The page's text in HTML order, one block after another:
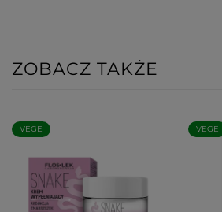
ZOBACZ TAKŻE
VEGE VEGE